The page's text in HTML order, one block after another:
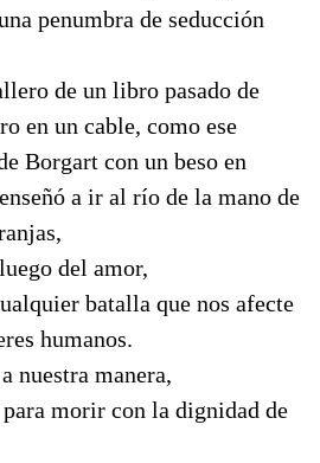
penumbra de seducción
de un libro pasado de
en un cable, como ese
Borgart con un beso en
a ir al río de la mano de
del amor,
batalla que nos afecte
humanos.
nuestra manera,
para morir con la dignidad de